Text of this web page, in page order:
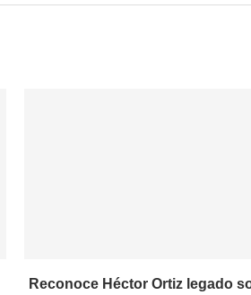
Reconoce Héctor Ortiz legado